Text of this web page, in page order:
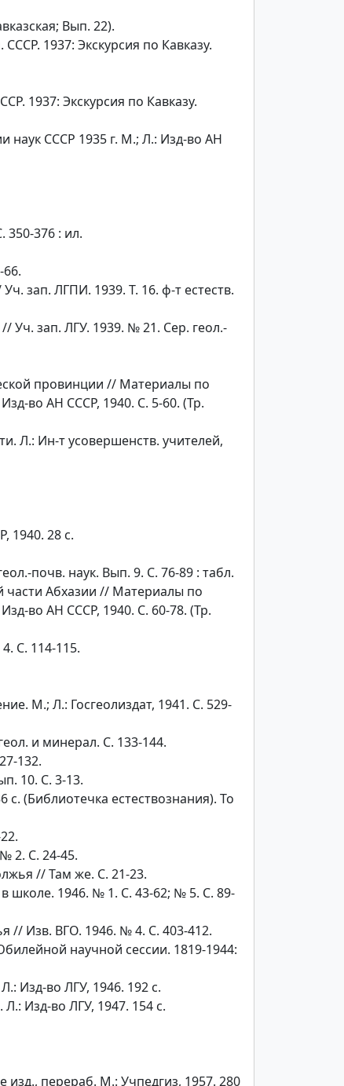
Вып. 22).
1937: Экскурсия по Кавказу.
1937: Экскурсия по Кавказу.
наук СССР 1935 г. М.; Л.: Изд-во АН
350-376 : ил.
зап. ЛГПИ. 1939. Т. 16. ф-т естеств.
зап. ЛГУ. 1939. № 21. Сер. геол.-
провинции // Материалы по
во АН СССР, 1940. С. 5-60. (Тр.
Л.: Ин-т усовершенств. учителей,
1940. 28 с.
почв. наук. Вып. 9. С. 76-89 : табл.
Абхазии // Материалы по
во АН СССР, 1940. С. 60-78. (Тр.
С. 114-115.
М.; Л.: Госгеолиздат, 1941. С. 529-
и минерал. С. 133-144.
132.
10. С. 3-13.
(Библиотечка естествознания). То
2. С. 24-45.
// Там же. С. 21-23.
школе. 1946. № 1. С. 43-62; № 5. С. 89-
// Изв. ВГО. 1946. № 4. С. 403-412.
научной сессии. 1819-1944:
Изд-во ЛГУ, 1946. 192 с.
Изд-во ЛГУ, 1947. 154 с.
перераб. М.: Учпедгиз, 1957. 280